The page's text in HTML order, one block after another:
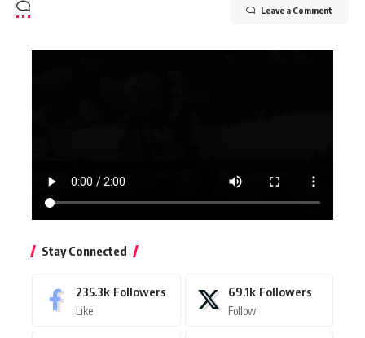
Leave a Comment
Stay Connected
235.3k Followers
Like
69.1k Followers
Follow